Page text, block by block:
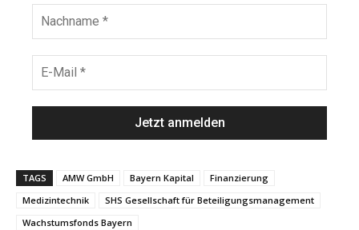
n
m
c
h
a
M
a
l
TAGS AMW GmbH Bayern Kapital
Finanzierung
Medizintechnik
SHS Gesellschaft für Beteiligungsmanagement
Wachstumsfonds Bayern